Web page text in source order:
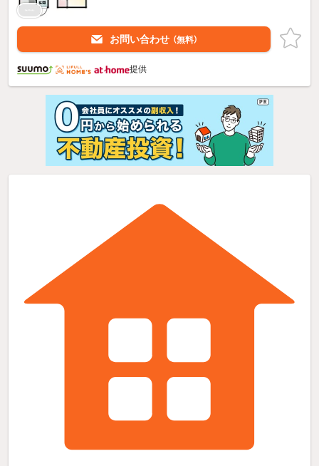
お問い合わせ （無料）
提供